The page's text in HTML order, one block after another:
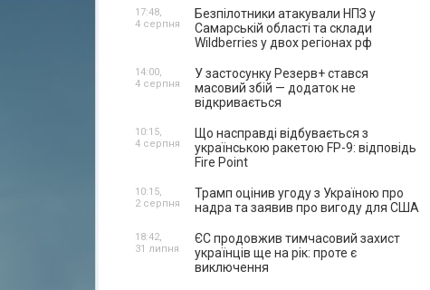
Безпілотники атакували НПЗ у
Самарській області та склади
Wildberries у двох регіонах рф
17:48,
4 серпня
У застосунку Резерв+ стався
масовий збій — додаток не
відкривається
14:00,
4 серпня
Що насправді відбувається з
українською ракетою FP-9: відповідь
Fire Point
10:15,
4 серпня
Трамп оцінив угоду з Україною про
надра та заявив про вигоду для США
10:15,
2 серпня
ЄС продовжив тимчасовий захист
українців ще на рік: проте є
виключення
18:42,
31 липня